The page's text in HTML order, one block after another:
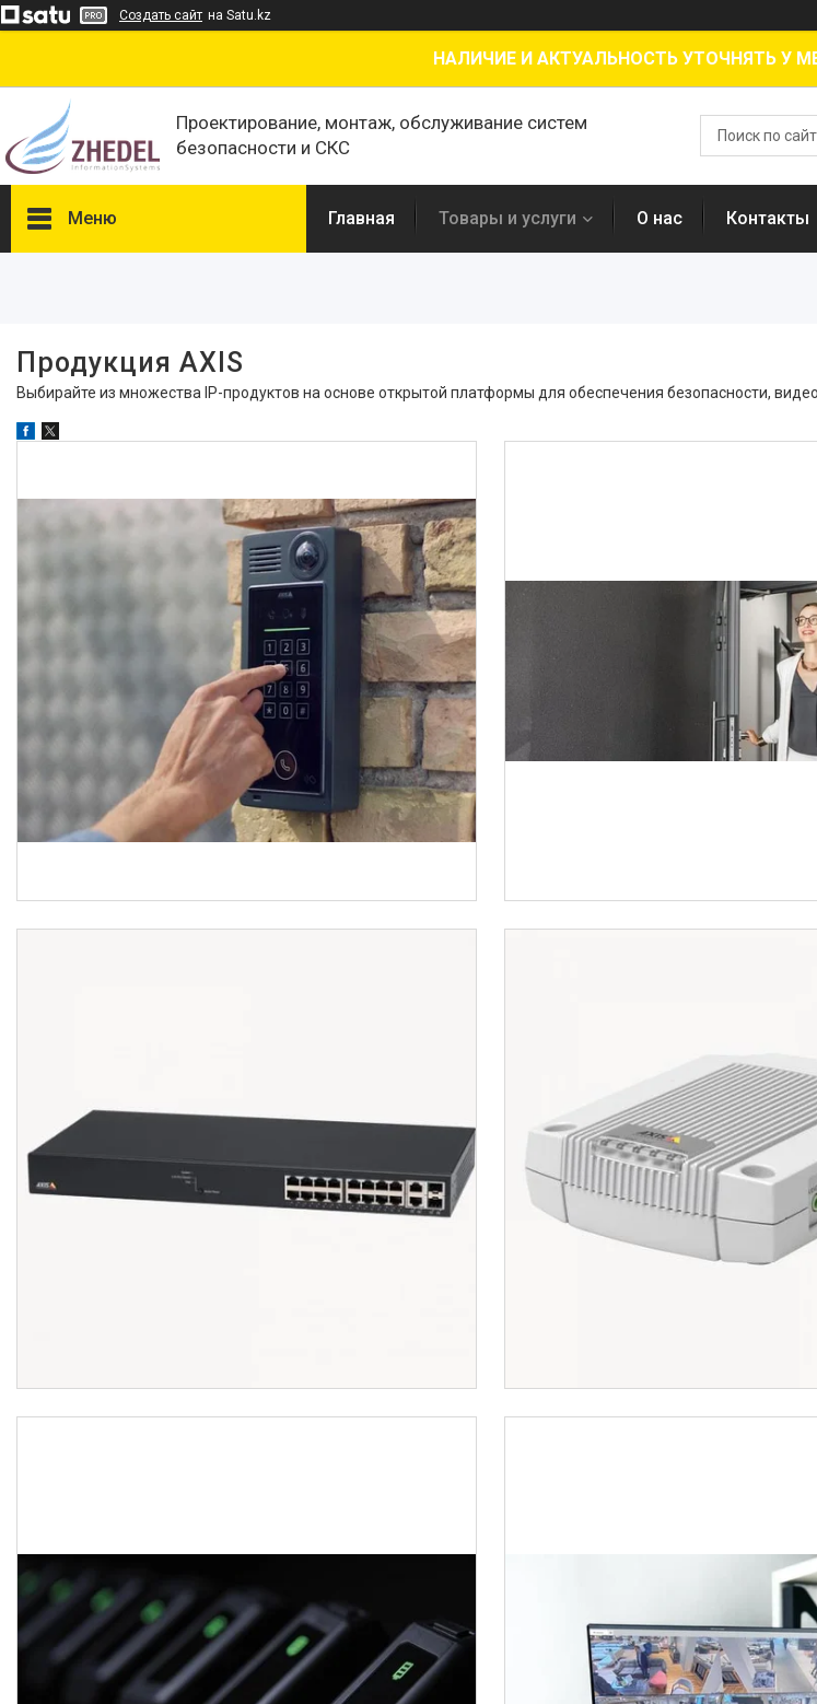
Создать сайт на Satu.kz
НАЛИЧИЕ И АКТУАЛЬНОСТЬ УТОЧНЯТЬ У
Проектирование, монтаж, обслуживание систем
безопасности и СКС
Меню
В наличии
Да
Товары и услуги
Отзывы
Сертификаты
Главная Товары и услуги О нас Контакты
Продукция AXIS
Выбирайте из множества IP-продуктов на основе открытой платформы для обеспечения безопасности,